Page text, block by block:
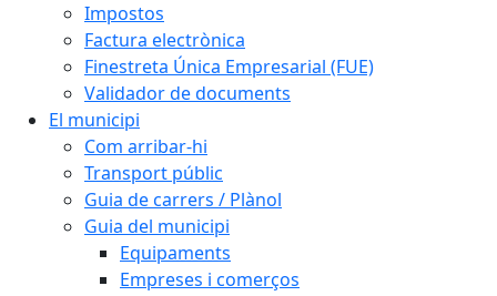
Impostos
Factura electrònica
Finestreta Única Empresarial (FUE)
Validador de documents
El municipi
Com arribar-hi
Transport públic
Guia de carrers / Plànol
Guia del municipi
Equipaments
Empreses i comerços